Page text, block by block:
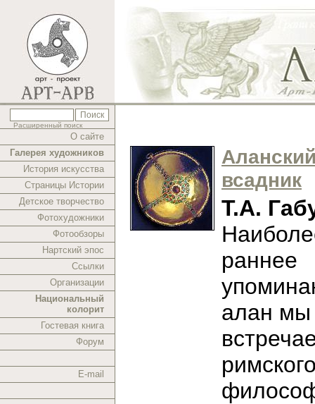
Расширенный поиск
О сайте
Галерея художников
История искусства
Страницы Истории
Детское творчество
Фотохудожники
Фотообзоры
Нартский эпос
Ссылки
Организации
Национальный
колорит
Гостевая книга
Форум
E-mail
всадник
Т.А.
раннее
алан мы